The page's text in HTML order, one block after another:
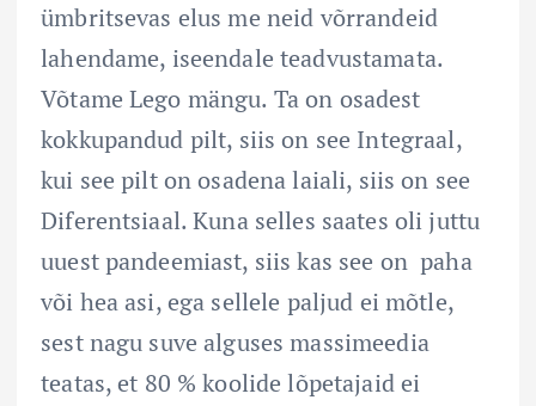
ümbritsevas elus me neid võrrandeid
lahendame, iseendale teadvustamata.
Võtame Lego mängu. Ta on osadest
kokkupandud pilt, siis on see Integraal,
kui see pilt on osadena laiali, siis on see
Diferentsiaal. Kuna selles saates oli juttu
uuest pandeemiast, siis kas see on paha
või hea asi, ega sellele paljud ei mõtle,
sest nagu suve alguses massimeedia
teatas, et 80 % koolide lõpetajaid ei